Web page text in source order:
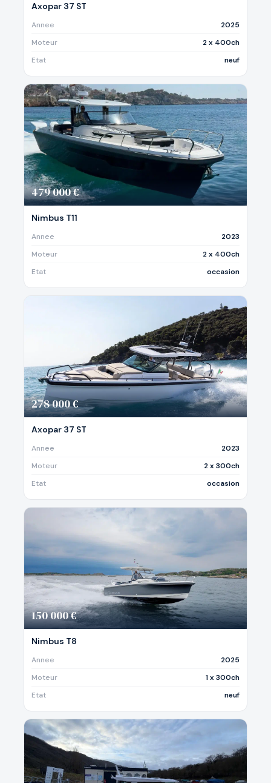
Axopar 37 ST
Annee
2025
Moteur
2 x 400ch
Etat
neuf
479 000 €
Nimbus T11
Annee
2023
Moteur
2 x 400ch
Etat
occasion
278 000 €
Axopar 37 ST
Annee
2023
Moteur
2 x 300ch
Etat
occasion
150 000 €
Nimbus T8
Annee
2025
Moteur
1 x 300ch
Etat
neuf